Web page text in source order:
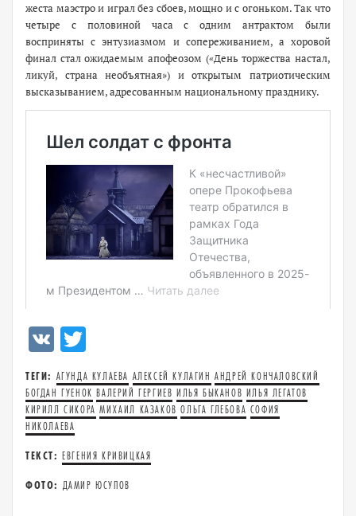
жеста маэстро и играл без сбоев, мощно и с огоньком. Так что
четыре с половиной часа с одним антрактом были
восприняты с энтузиазмом и сопереживанием, а хоровой
финал стал ожидаемым апофеозом («День торжества настал,
ликуй, страна необъятная») и открытым патриотическим
высказыванием, адресованным национальному празднику.
VK
ТЕГИ: АГУНДА КУЛАЕВА АЛЕКСЕЙ КУЛАГИН АНДРЕЙ КОНЧАЛОВСКИЙ
БОГДАН ГУЕНОК ВАЛЕРИЙ ГЕРГИЕВ ИЛЬЯ БЫКАНОВ ИЛЬЯ ЛЕГАТОВ
КИРИЛЛ СИКОРА МИХАИЛ КАЗАКОВ ОЛЬГА ГЛЕБОВА СОФИЯ
НИКОЛАЕВА
ТЕКСТ: ЕВГЕНИЯ КРИВИЦКАЯ
ФОТО: ДАМИР ЮСУПОВ